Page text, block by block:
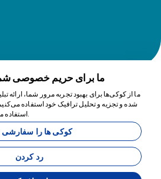
ما برای حریم خصوصی
ما از کوکی‌ها برای بهبود تجربه مرور شما،
شده و تجزیه و تحلیل ترافیک خود استفاده
استفاده ما از کوکی ها موافقت می کنید.
کوکی ها را سفارشی
رد کردن